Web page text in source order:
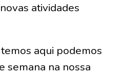
atividades
aqui podemos
semana na nossa